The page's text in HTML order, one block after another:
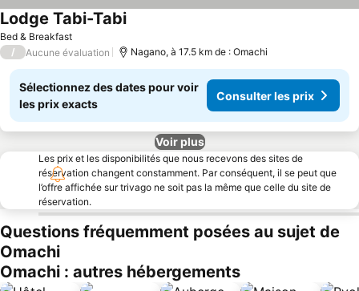
Bed & Breakfast
Lodge Tabi-Tabi
/ Aucune évaluation Nagano, à 17.5 km de : Omachi
Sélectionnez des dates pour voir
les prix exacts
Consulter les prix
Voir plus
Les prix et les disponibilités que nous recevons des sites de
réservation changent constamment. Par conséquent, il se peut que
l’offre affichée sur trivago ne soit pas la même que celle du site de
réservation.
Questions fréquemment posées au sujet de
Omachi
Omachi : autres hébergements